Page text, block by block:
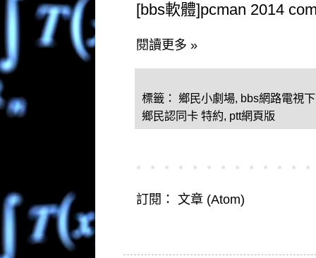
[bbs軟體]pcman 2014
閱讀更多 »
標籤： 鄉民小劇場, bbs網路電視
鄉民認同卡 特約, ptt網頁版
訂閱： 文章 (Atom)